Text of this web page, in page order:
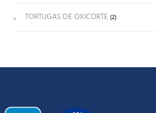
TORTUGAS DE OXICORTE (2)